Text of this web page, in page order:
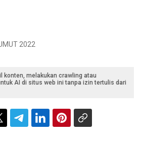
2022
konten, melakukan crawling atau
AI di situs web ini tanpa izin tertulis dari